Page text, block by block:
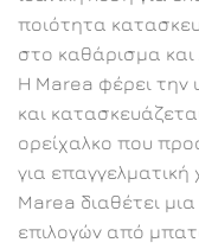
ποιότητα
στο καθάρισμα
Η Marea φέρει την
και
ορείχαλκο που
για
Marea διαθέτει
επιλογών από